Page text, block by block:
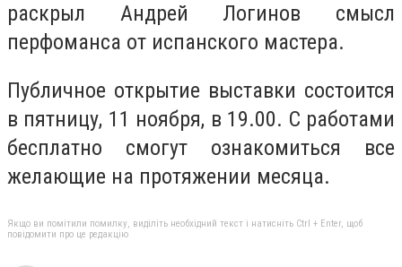
раскрыл Андрей Логинов смысл
перфоманса от испанского мастера.
Публичное открытие выставки состоится
в пятницу, 11 ноября, в 19.00. С работами
бесплатно смогут ознакомиться все
желающие на протяжении месяца.
Якщо ви помітили помилку, виділіть необхідний текст і натисніть Ctrl + Enter, щоб
повідомити про це редакцію